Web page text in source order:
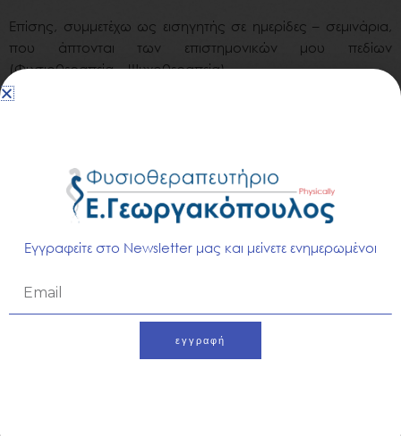
Επίσης, συμμετέχω ως εισηγητής σε ημερίδες – σεμινάρια,
που άπτονται των επιστημονικών μου πεδίων
(Φυσιοθεραπεία – Ψυχοθεραπεία).
Μέσα από το πιο κόκκινο της καρδιάς μου και τη συνεχή
καλλιέργεια των γνώσεών μου, επιθυμώ να φροντίζω τον
άνθρωπο συνεισφέροντας σε έναν ποιοτικό τρόπο ζωής.
Εγγραφείτε στο Newsletter μας και μείνετε ενημερωμένοι
εγγραφή